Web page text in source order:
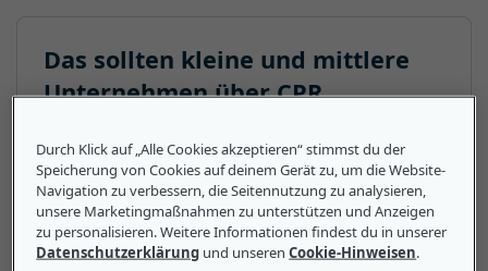
Das sollten kleine und mittlere
Unternehmen über CPR
wissen
Alle großen Gesundheitseinrichtungen und -
netzwerke sowie die meisten kleinen Einrichtungen
haben eine Migration von Patientenakten in
Durch Klick auf „Alle Cookies akzeptieren“ stimmst du der
Speicherung von Cookies auf deinem Gerät zu, um die Website-
Navigation zu verbessern, die Seitennutzung zu analysieren,
unsere Marketingmaßnahmen zu unterstützen und Anzeigen
zu personalisieren. Weitere Informationen findest du in unserer
Datenschutzerklärung und unserenCookie-Hinweisen.